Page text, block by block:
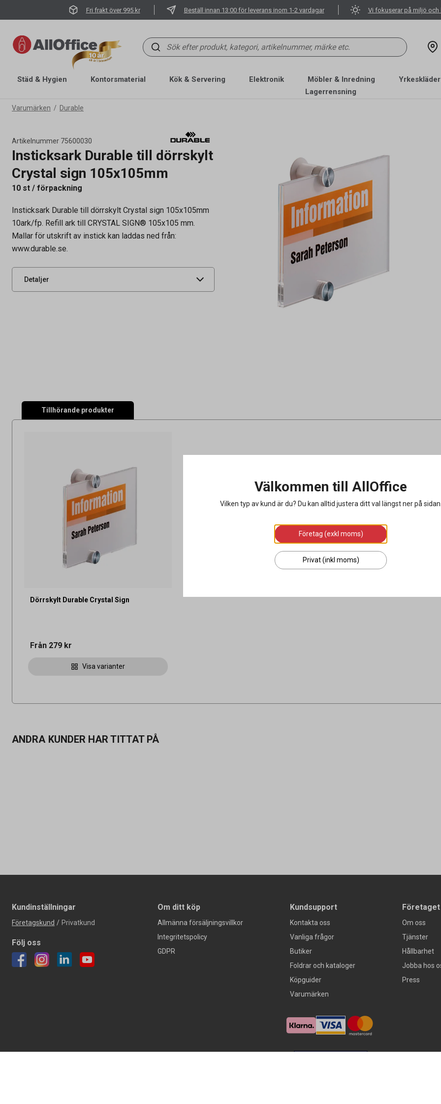
Fri frakt över 995 kr Beställ innan 13:00 för leverans inom 1-2 vardagar Vi fokuserar på miljö och
Städ & Hygien Kontorsmaterial Kök & Servering Elektronik Möbler & Inredning
Lagerrensning
Varumärken Durable
Artikelnummer 75600030
Insticksark Durable till dörrskylt
Crystal sign 105x105mm
10 st / förpackning
Insticksark Durable till dörrskylt Crystal sign 105x105mm
10ark/fp. Refill ark till CRYSTAL SIGN® 105x105 mm.
Mallar för utskrift av instick kan laddas ned från:
www.durable.se.
Detaljer
Artikelnummer
Mått (B x H)
Övrigt 10ark/fp
Leverantörens
UNSPSC 55121503
Tillhörande produkter
Dörrskylt Durable Crystal Sign
Från 279 kr
Visa varianter
ANDRA KUNDER HAR TITTAT PÅ
Kundinställningar
Företagskund / Privatkund
Följ oss
Om ditt köp
Allmänna försäljningsvillkor
Integritetspolicy
GDPR
Kundsupport
Kontakta oss
Vanliga frågor
Butiker
Foldrar och kataloger
Köpguider
Varumärken
Företaget
Om oss
Tjänster
Hållbarhet
Jobba hos
Press
Välkommen till AllOffice
Vilken typ av kund är du? Du kan alltid justera ditt val längst ner på
Företag (exkl moms)
Privat (inkl moms)